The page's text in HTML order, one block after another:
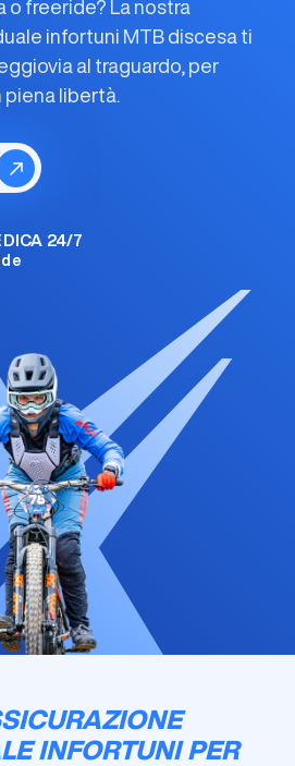
o freeride? La nostra
infortuni MTB discesa ti
al traguardo, per
piena libertà.
24/7
INFORTUNI PER